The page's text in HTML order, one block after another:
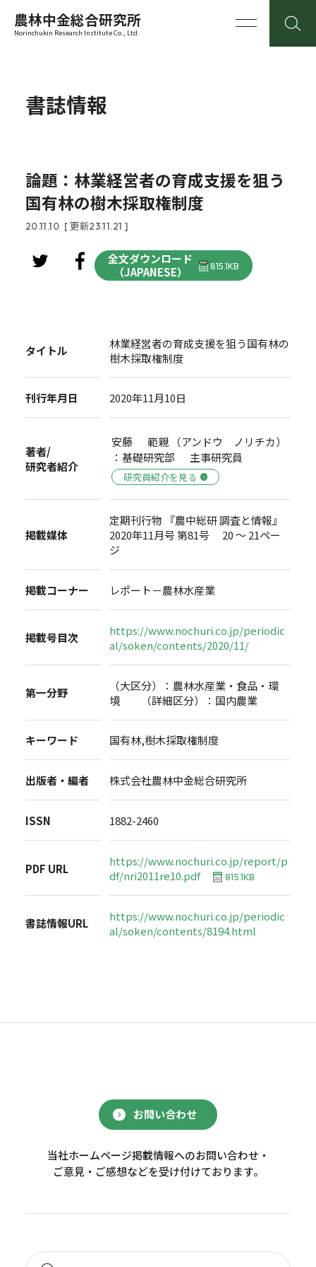
農林中金総合研究所
Norinchukin Research Institute Co., Ltd.
書誌情報
論題：林業経営者の育成支援を狙う
国有林の樹木採取権制度
20.11.10 [ 更新23.11.21 ]
全文ダウンロード
（JAPANESE）
815.1KB
タイトル
林業経営者の育成支援を狙う国有林の
樹木採取権制度
刊行年月日 2020年11月10日
著者/
研究者紹介
安藤 範親 （アンドウ ノリチカ）
：基礎研究部 主事研究員
研究員紹介を見る
掲載媒体
定期刊行物 『農中総研 調査と情報』
2020年11月号 第81号 20 ～ 21ペー
ジ
掲載コーナー レポート－農林水産業
掲載号目次
https://www.nochuri.co.jp/periodic
al/soken/contents/2020/11/
第一分野
（大区分）：農林水産業・食品・環
境 （詳細区分）：国内農業
キーワード 国有林,樹木採取権制度
出版者・編者 株式会社農林中金総合研究所
ISSN 1882-2460
PDF URL
https://www.nochuri.co.jp/report/p
df/nri2011re10.pdf
815.1KB
書誌情報URL
https://www.nochuri.co.jp/periodic
al/soken/contents/8194.html
お問い合わせ
当社ホームページ掲載情報へのお問い合わせ・
ご意見・ご感想などを受け付けております。